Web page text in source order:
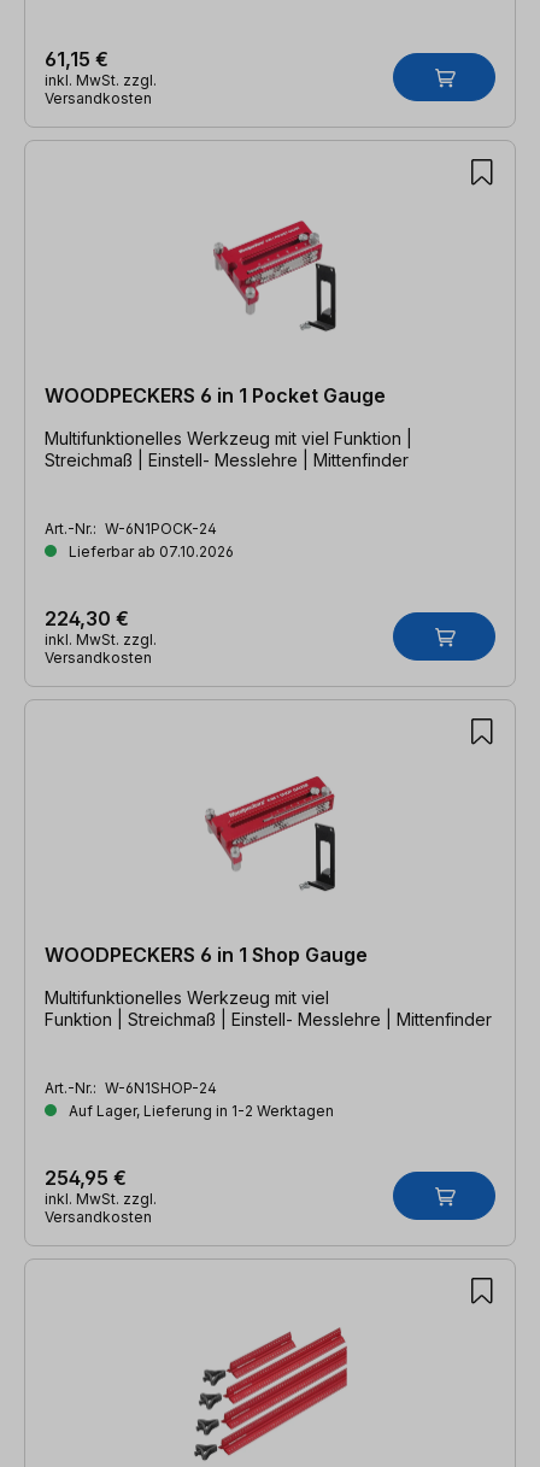
61,15 €
inkl. MwSt. zzgl.
Versandkosten
WOODPECKERS 6 in 1 Pocket Gauge
Multifunktionelles Werkzeug mit viel Funktion |
Streichmaß | Einstell- Messlehre | Mittenfinder
Art.-Nr.: W-6N1POCK-24
Lieferbar ab 07.10.2026
224,30 €
inkl. MwSt. zzgl.
Versandkosten
WOODPECKERS 6 in 1 Shop Gauge
Multifunktionelles Werkzeug mit viel
Funktion | Streichmaß | Einstell- Messlehre | Mittenfinder
Art.-Nr.: W-6N1SHOP-24
Auf Lager, Lieferung in 1-2 Werktagen
254,95 €
inkl. MwSt. zzgl.
Versandkosten